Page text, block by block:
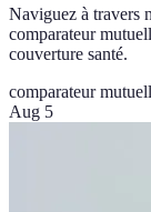
Naviguez à travers
comparateur
couverture santé.
comparateur
Aug 5